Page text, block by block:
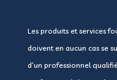
Les produits et services
doivent en aucun cas se
d’un professionnel